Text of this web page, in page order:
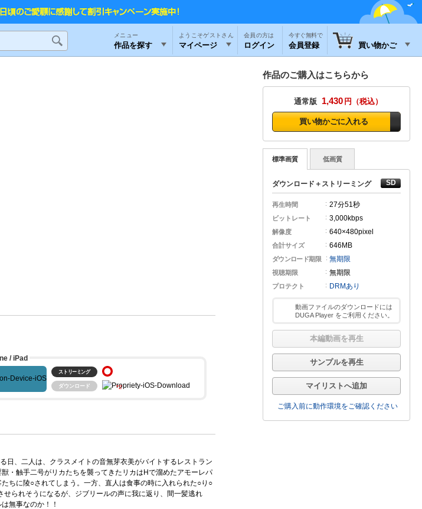
メニュー
作品を探す
ようこそゲストさん
マイページ ログイン
今すぐ無料で
会員登録 買い物かご
/ iPad
ストリーミング
ダウンロード
日、二人は、クラスメイトの音無芽衣美がバイトするレストラン
・触手二号がリカたちを襲ってきたリカはHで溜めたアモーレパ
ちに陵○されてしまう。一方、直人は食事の時に入れられた○り○
られそうになるが、ジブリールの声に我に返り、間一髪逃れ
無事なのか！！
作品のご購入はこちらから
通常版 1,430 円
買い物かごに入れる
標準画質 低画質
ダウンロード＋ストリーミング
再生時間 27分51秒
ビットレート 3,000kbps
解像度 640×480pixel
合計サイズ 646MB
ダウンロード期限 無期限
視聴期限 無期限
プロテクト DRMあり
動画ファイルのダウンロードには
DUGA Player をご利用ください。
本編動画を再生
サンプルを再生
マイリストへ追加
ご購入前に動作環境をご確認ください